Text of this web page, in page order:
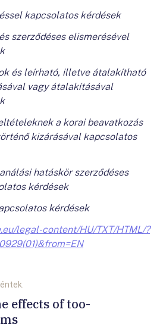
kapcsolatos kérdések
szerződéses elismerésével
és leírható, illetve átalakítható
vagy átalakításával
a korai beavatkozás
kizárásával kapcsolatos
hatáskör szerződéses
kérdések
kérdések
legal-content/HU/TXT/HTML/?
effects of too-